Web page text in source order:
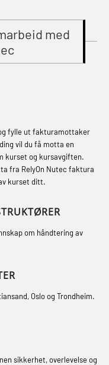
EBS) Initial
(OFA102)
(GMDSS)
for
(Blended with
offiserer
Offiserer
med
offiserer 24 t
(MFA1081)
(LSC115)
Industrivern
(OFA107)
–
på
(LSP103)
med
fylle ut fakturamottaker
vil du få motta en
kurset og kursavgiften.
fra RelyOn Nutec faktura
kurset ditt.
om håndtering av
Oslo og Trondheim.
sikkerhet, overlevelse og